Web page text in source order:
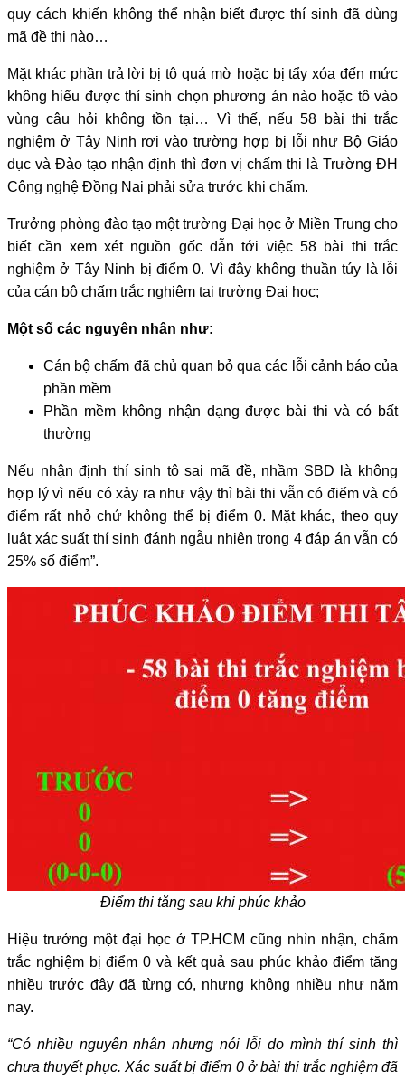
quy cách khiến không thể nhận biết được thí sinh đã dùng
mã đề thi nào…
Mặt khác phần trả lời bị tô quá mờ hoặc bị tẩy xóa đến mức
không hiểu được thí sinh chọn phương án nào hoặc tô vào
vùng câu hỏi không tồn tại… Vì thế, nếu 58 bài thi trắc
nghiệm ở Tây Ninh rơi vào trường hợp bị lỗi như Bộ Giáo
dục và Đào tạo nhận định thì đơn vị chấm thi là Trường ĐH
Công nghệ Đồng Nai phải sửa trước khi chấm.
Trưởng phòng đào tạo một trường Đại học ở Miền Trung cho
biết cần xem xét nguồn gốc dẫn tới việc 58 bài thi trắc
nghiệm ở Tây Ninh bị điểm 0. Vì đây không thuần túy là lỗi
của cán bộ chấm trắc nghiệm tại trường Đại học;
Một số các nguyên nhân như:
Cán bộ chấm đã chủ quan bỏ qua các lỗi cảnh báo của
phần mềm
Phần mềm không nhận dạng được bài thi và có bất
thường
Nếu nhận định thí sinh tô sai mã đề, nhầm SBD là không
hợp lý vì nếu có xảy ra như vậy thì bài thi vẫn có điểm và có
điểm rất nhỏ chứ không thể bị điểm 0. Mặt khác, theo quy
luật xác suất thí sinh đánh ngẫu nhiên trong 4 đáp án vẫn có
25% số điểm”.
Điểm thi tăng sau khi phúc khảo
Hiệu trưởng một đại học ở TP.HCM cũng nhìn nhận, chấm
trắc nghiệm bị điểm 0 và kết quả sau phúc khảo điểm tăng
nhiều trước đây đã từng có, nhưng không nhiều như năm
nay.
“Có nhiều nguyên nhân nhưng nói lỗi do mình thí sinh thì
chưa thuyết phục. Xác suất bị điểm 0 ở bài thi trắc nghiệm đã